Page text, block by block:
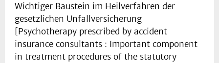
Wichtiger Baustein im Heilverfahren der
gesetzlichen Unfallversicherung
[Psychotherapy prescribed by accident
insurance consultants : Important component
in treatment procedures of the statutory